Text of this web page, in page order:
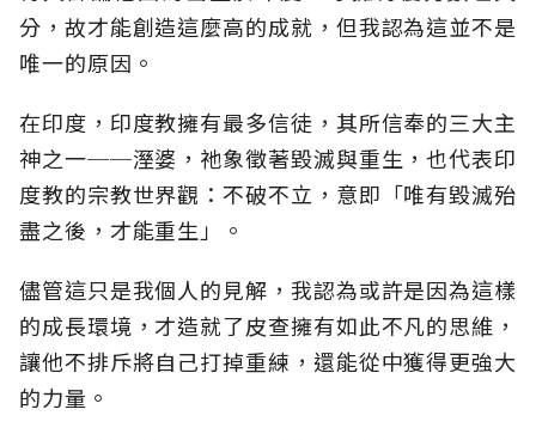
分，故才能創造這麼高的成就，但我認為這並不是
唯一的原因。
在印度，印度教擁有最多信徒，其所信奉的三大主
神之一──溼婆，祂象徵著毀滅與重生，也代表印
度教的宗教世界觀：不破不立，意即「唯有毀滅殆
盡之後，才能重生」。
儘管這只是我個人的見解，我認為或許是因為這樣
的成長環境，才造就了皮查擁有如此不凡的思維，
讓他不排斥將自己打掉重練，還能從中獲得更強大
的力量。